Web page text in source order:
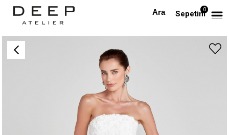
Sepetim0
Anasayfa TÜM ELBİSELER Üstü Straplez Çiçek Motifli Palazzo Pantolonlu Takım